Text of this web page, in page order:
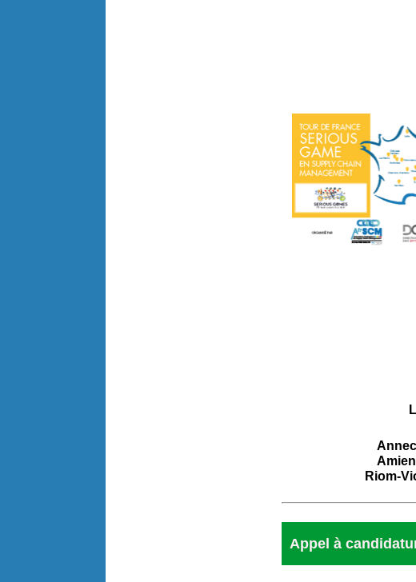
Riom-
Appel à